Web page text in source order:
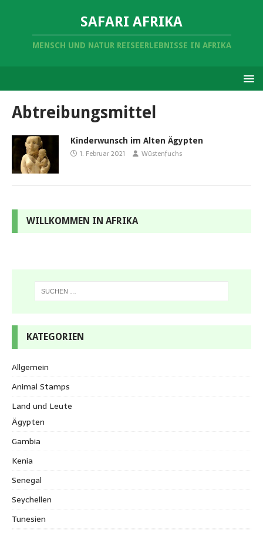
SAFARI AFRIKA
MENSCH UND NATUR REISEERLEBNISSE IN AFRIKA
Abtreibungsmittel
Kinderwunsch im Alten Ägypten
1. Februar 2021 Wüstenfuchs
WILLKOMMEN IN AFRIKA
KATEGORIEN
Allgemein
Animal Stamps
Land und Leute
Ägypten
Gambia
Kenia
Senegal
Seychellen
Tunesien